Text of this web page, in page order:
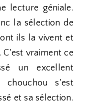
lecture géniale.
la sélection de
ils la vivent et
vraiment ce
un excellent
s'est
et sa sélection.